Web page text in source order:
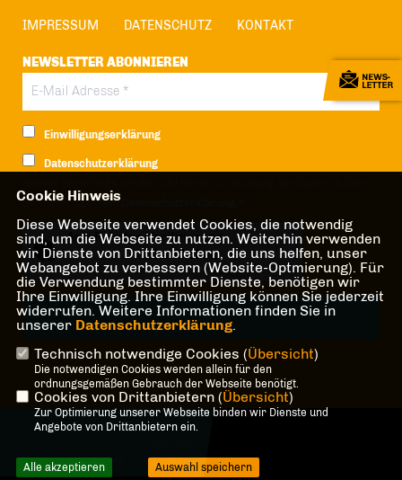
IMPRESSUM DATENSCHUTZ KONTAKT
NEWSLETTER ABONNIEREN
Einwilligungserklärung
Datenschutzerklärung
der nachfolgenden
Anti-Roboter-Verifizierung
Hier klicken
FriendlyCaptcha ⇗
* Pflichtfeld!
@2026 CDU-Fraktion Treptow-
Alle Rechte vorbehalten.
Cookie Hinweis
Diese Webseite verwendet Cookies, die notwendig
sind, um die Webseite zu nutzen. Weiterhin verwenden
wir Dienste von Drittanbietern, die uns helfen, unser
Webangebot zu verbessern (Website-Optmierung). Für
die Verwendung bestimmter Dienste, benötigen wir
Ihre Einwilligung. Ihre Einwilligung können Sie jederzeit
widerrufen. Weitere Informationen finden Sie in
unserer Datenschutzerklärung.
Technisch notwendige Cookies (Übersicht)
Die notwendigen Cookies werden allein für den
ordnungsgemäßen Gebrauch der Webseite benötigt.
Cookies von Drittanbietern (Übersicht)
Zur Optimierung unserer Webseite binden wir Dienste und
Angebote von Drittanbietern ein.
Alle akzeptieren Auswahl speichern